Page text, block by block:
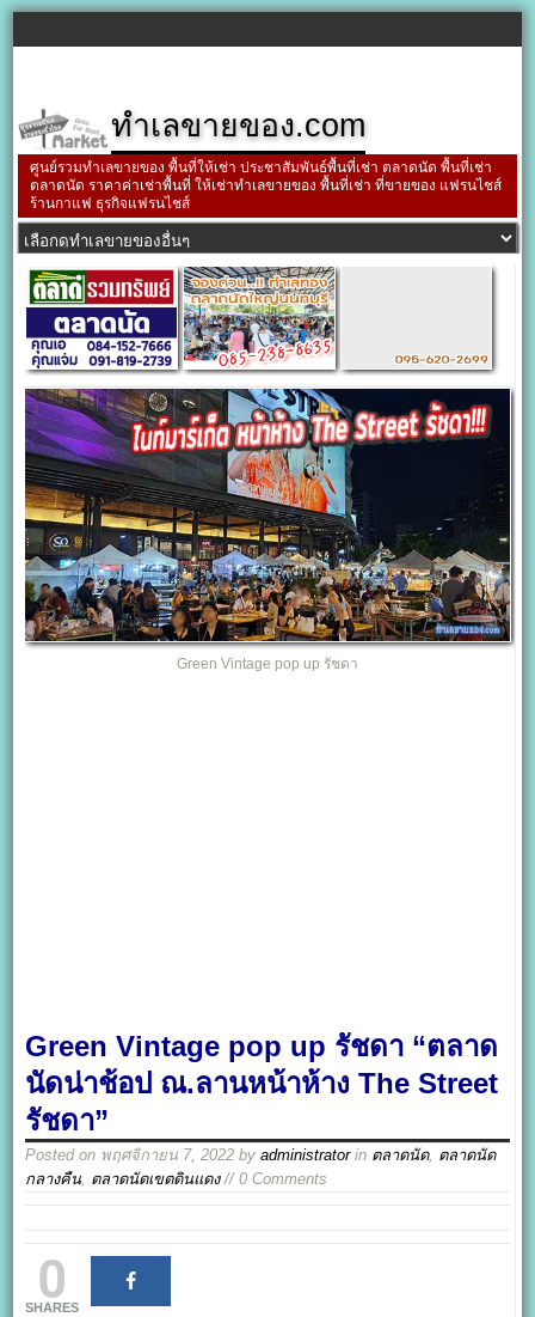
ทำเลขายของ.com
ศูนย์รวมทำเลขายของ พื้นที่ให้เช่า ประชาสัมพันธ์พื้นที่เช่า ตลาดนัด พื้นที่เช่า
ตลาดนัด ราคาค่าเช่าพื้นที่ ให้เช่าทำเลขายของ พื้นที่เช่า ที่ขายของ แฟรนไชส์
ร้านกาแฟ ธุรกิจแฟรนไชส์
Green Vintage pop up รัชดา
Green Vintage pop up รัชดา “ตลาด
นัดน่าช้อป ณ.ลานหน้าห้าง The Street
รัชดา”
Posted on พฤศจิกายน 7, 2022 byadministratorin ตลาดนัด, ตลาดนัด
กลางคืน, ตลาดนัดเขตดินแดง// 0 Comments
0
SHARES